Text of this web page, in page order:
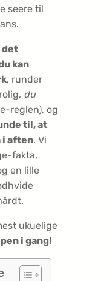
seere til
det
kan
, runder
du
reglen), og
til, at
i aften. Vi
fakta,
en lille
ukuelige
i gang!